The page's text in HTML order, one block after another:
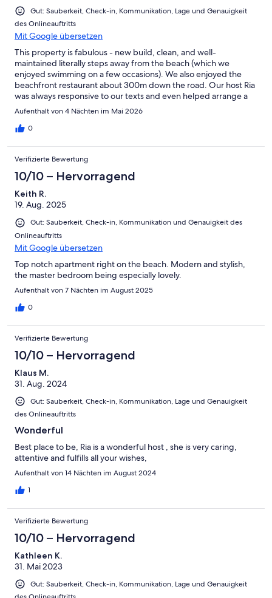
Gut: Sauberkeit, Check-in, Kommunikation, Lage und Genauigkeit
des Onlineauftritts
Mit Google übersetzen
This property is fabulous - new build, clean, and well-
maintained literally steps away from the beach (which we
enjoyed swimming on a few occasions). We also enjoyed the
beachfront restaurant about 300m down the road. Our host Ria
was always responsive to our texts and even helped arrange a
guided hike through the Samaria Gorge. Our family created
Aufenthalt von 4 Nächten im Mai 2026
0
Verifizierte Bewertung
10/10 – Hervorragend
Keith R.
19. Aug. 2025
Gut: Sauberkeit, Check-in, Kommunikation und Genauigkeit des
Onlineauftritts
Mit Google übersetzen
Top notch apartment right on the beach. Modern and stylish,
the master bedroom being especially lovely.
Aufenthalt von 7 Nächten im August 2025
0
Verifizierte Bewertung
10/10 – Hervorragend
Klaus M.
31. Aug. 2024
Gut: Sauberkeit, Check-in, Kommunikation, Lage und Genauigkeit
des Onlineauftritts
Wonderful
Best place to be, Ria is a wonderful host , she is very caring,
attentive and fulfills all your wishes,
Aufenthalt von 14 Nächten im August 2024
1
Verifizierte Bewertung
10/10 – Hervorragend
Kathleen K.
31. Mai 2023
Gut: Sauberkeit, Check-in, Kommunikation, Lage und Genauigkeit